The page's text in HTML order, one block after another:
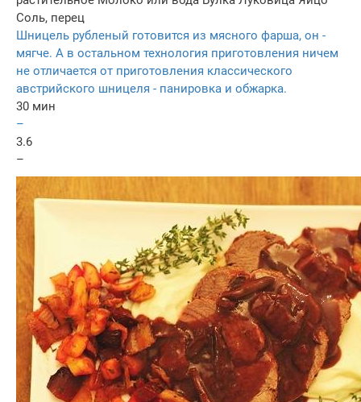
Соль, перец
Шницель рубленый готовится из мясного фарша, он -
мягче. А в остальном технология приготовления ничем
не отличается от приготовления классического
австрийского шницеля - панировка и обжарка.
30 мин
–
3.6
–